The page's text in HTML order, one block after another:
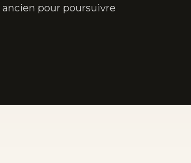
ancien pour poursuivre